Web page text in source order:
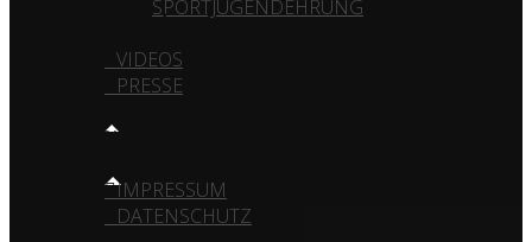
SPORTJUGENDEHRUNG
VIDEOS
PRESSE
KONTAKT
IMPRESSUM
DATENSCHUTZ